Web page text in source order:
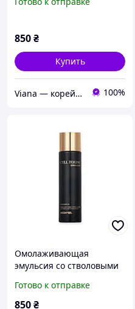
MEDI-PEEL Cell Tox 100 мл
850₴
Купить
Viana — корейська косметика оригінал 100%
Омолаживающая
эмульсия со стволовыми
Toxing Dermajours
Emulsion 150 ml
Готово к отправке
850₴